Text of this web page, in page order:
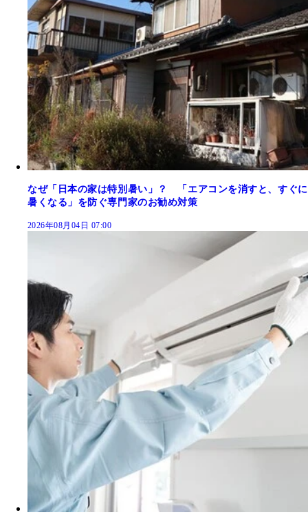
なぜ「日本の家は特別暑い」？ 「エアコンを消すと、すぐに
暑くなる」を防ぐ専門家のお勧め対策
2026年08月04日 07:00